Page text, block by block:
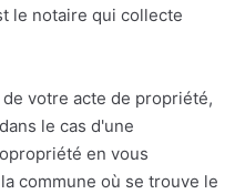
le notaire qui collecte
votre acte de propriété,
le cas d'une
en vous
commune où se trouve le